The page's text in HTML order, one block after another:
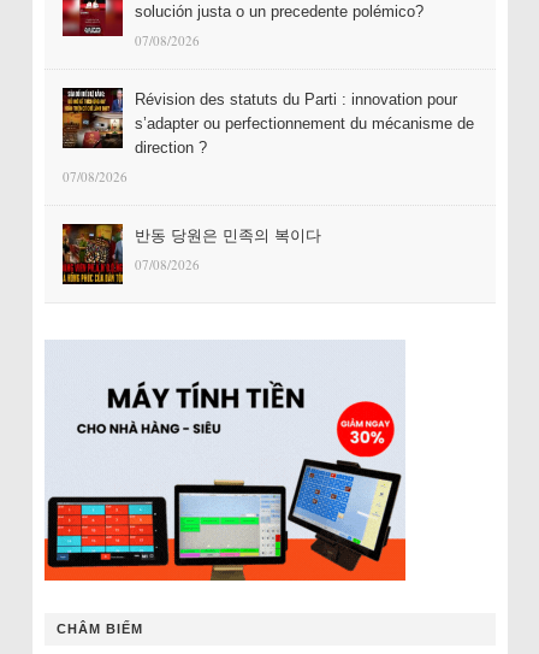
solución justa o un precedente polémico?
07/08/2026
Révision des statuts du Parti : innovation pour
s’adapter ou perfectionnement du mécanisme de
direction ?
07/08/2026
반동 당원은 민족의 복이다
07/08/2026
CHÂM BIẾM